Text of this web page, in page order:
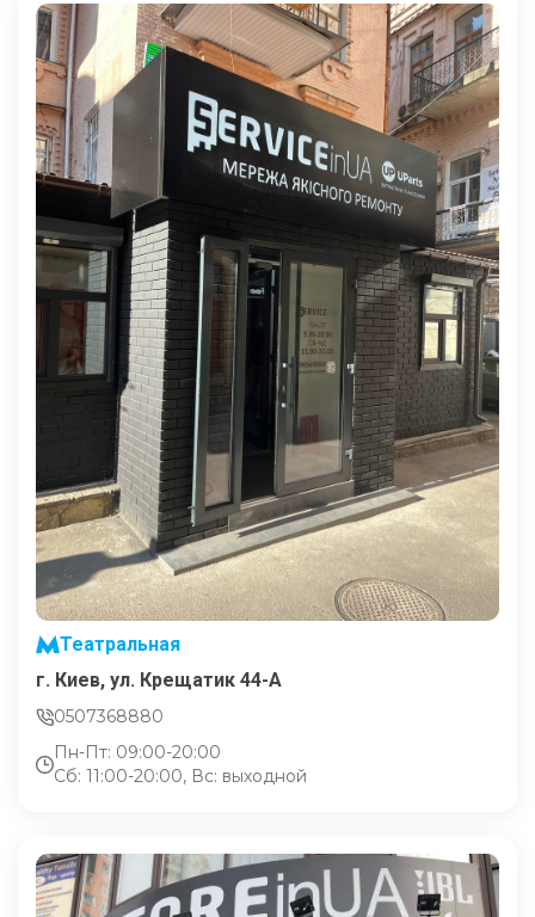
Театральная
г. Киев, ул. Крещатик 44-А
0507368880
Пн-Пт: 09:00-20:00
Сб: 11:00-20:00, Вс: выходной